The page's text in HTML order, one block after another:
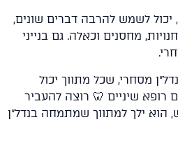
לשמש להרבה דברים שונים,
מחסנים וכאלה. גם בנייני
שכל מתווך יכול
שיניים 🦷 רוצה להעביר
למתווך שמתמחה בנדל"ן